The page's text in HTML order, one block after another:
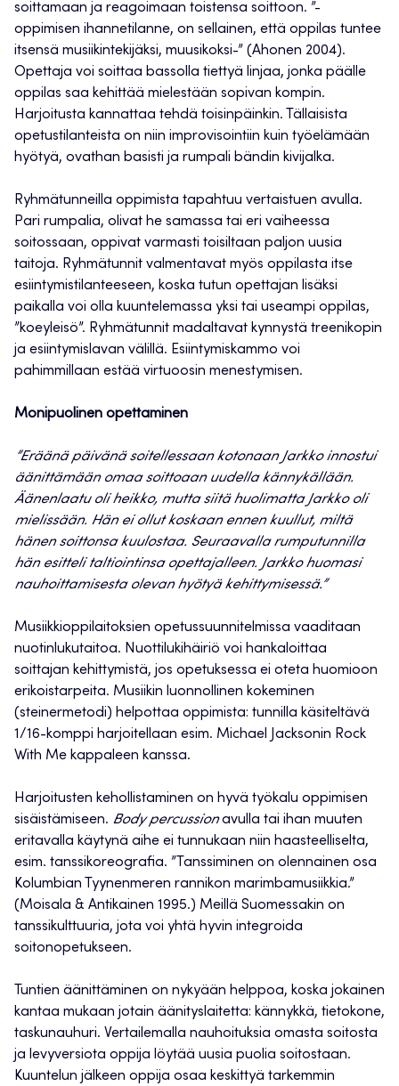
soittamaan ja reagoimaan toistensa soittoon. ”­­-
oppimisen ihannetilanne, on sellainen, että oppilas tuntee
itsensä musiikintekijäksi, muusikoksi-” (Ahonen 2004).
Opettaja voi soittaa bassolla tiettyä linjaa, jonka päälle
oppilas saa kehittää mielestään sopivan kompin.
Harjoitusta kannattaa tehdä toisinpäinkin. Tällaisista
opetustilanteista on niin improvisointiin kuin työelämään
hyötyä, ovathan basisti ja rumpali bändin kivijalka.
Ryhmätunneilla oppimista tapahtuu vertaistuen avulla.
Pari rumpalia, olivat he samassa tai eri vaiheessa
soitossaan, oppivat varmasti toisiltaan paljon uusia
taitoja. Ryhmätunnit valmentavat myös oppilasta itse
esiintymistilanteeseen, koska tutun opettajan lisäksi
paikalla voi olla kuuntelemassa yksi tai useampi oppilas,
”koeyleisö”. Ryhmätunnit madaltavat kynnystä treenikopin
ja esiintymislavan välillä. Esiintymiskammo voi
pahimmillaan estää virtuoosin menestymisen.
Monipuolinen opettaminen
”Eräänä päivänä soitellessaan kotonaan Jarkko innostui
äänittämään omaa soittoaan uudella kännykällään.
Äänenlaatu oli heikko, mutta siitä huolimatta Jarkko oli
mielissään. Hän ei ollut koskaan ennen kuullut, miltä
hänen soittonsa kuulostaa. Seuraavalla rumputunnilla
hän esitteli taltiointinsa opettajalleen. Jarkko huomasi
nauhoittamisesta olevan hyötyä kehittymisessä.”
Musiikkioppilaitoksien opetussuunnitelmissa vaaditaan
nuotinlukutaitoa. Nuottilukihäiriö voi hankaloittaa
soittajan kehittymistä, jos opetuksessa ei oteta huomioon
erikoistarpeita. Musiikin luonnollinen kokeminen
(steinermetodi) helpottaa oppimista: tunnilla käsiteltävä
1/16-komppi harjoitellaan esim. Michael Jacksonin Rock
With Me kappaleen kanssa.
Harjoitusten kehollistaminen on hyvä työkalu oppimisen
sisäistämiseen. Body percussionavulla tai ihan muuten
eritavalla käytynä aihe ei tunnukaan niin haasteelliselta,
esim. tanssikoreografia. ”Tanssiminen on olennainen osa
Kolumbian Tyynenmeren rannikon marimbamusiikkia.”
(Moisala & Antikainen 1995.) Meillä Suomessakin on
tanssikulttuuria, jota voi yhtä hyvin integroida
soitonopetukseen.
Tuntien äänittäminen on nykyään helppoa, koska jokainen
kantaa mukaan jotain äänityslaitetta: kännykkä, tietokone,
taskunauhuri. Vertailemalla nauhoituksia omasta soitosta
ja levyversiota oppija löytää uusia puolia soitostaan.
Kuuntelun jälkeen oppija osaa keskittyä tarkemmin